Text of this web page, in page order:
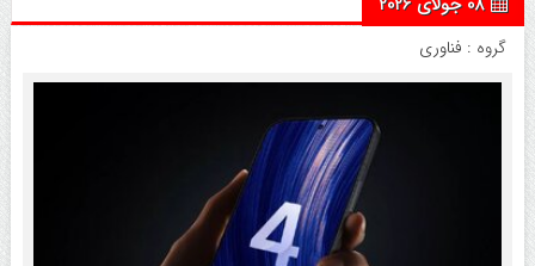
گروه : فناوری